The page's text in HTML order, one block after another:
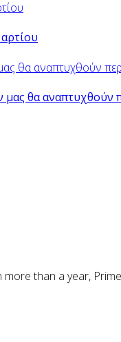
θα αναπτυχθούν
than a year,